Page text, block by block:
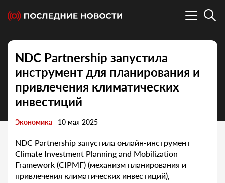
NDC Partnership запустила
инструмент для планирования и
привлечения климатических
инвестиций
Экономика 10 мая 2025
NDC Partnership запустила онлайн-инструмент
Climate Investment Planning and Mobilization
Framework (CIPMF) (механизм планирования и
привлечения климатических инвестиций),